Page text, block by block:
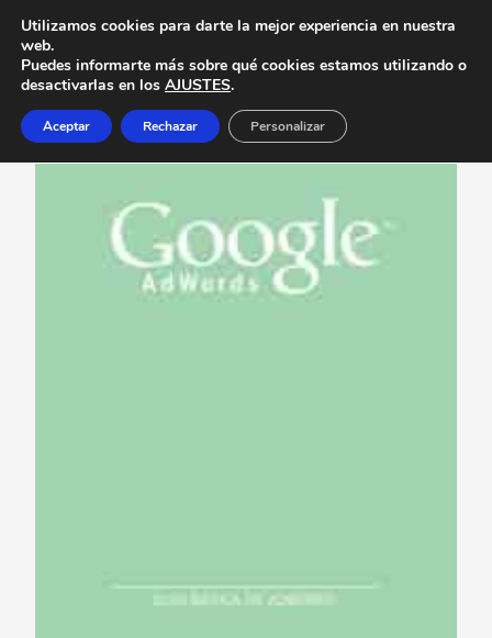
Utilizamos cookies para darte la mejor experiencia en nuestra
web.
Puedes informarte más sobre qué cookies estamos utilizando o
desactivarlas en los AJUSTES.
Aceptar Rechazar Personalizar